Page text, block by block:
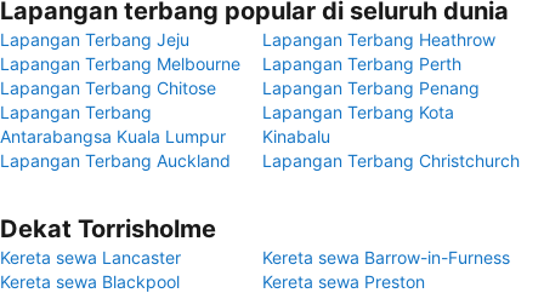
Lapangan terbang popular di seluruh dunia
Lapangan Terbang Jeju
Lapangan Terbang Heathrow
Lapangan Terbang Melbourne
Lapangan Terbang Perth
Lapangan Terbang Chitose
Lapangan Terbang Penang
Lapangan Terbang
Antarabangsa Kuala Lumpur
Lapangan Terbang Kota
Kinabalu
Lapangan Terbang Auckland
Lapangan Terbang Christchurch
Dekat Torrisholme
Kereta sewa Lancaster
Kereta sewa Barrow-in-Furness
Kereta sewa Blackpool
Kereta sewa Preston